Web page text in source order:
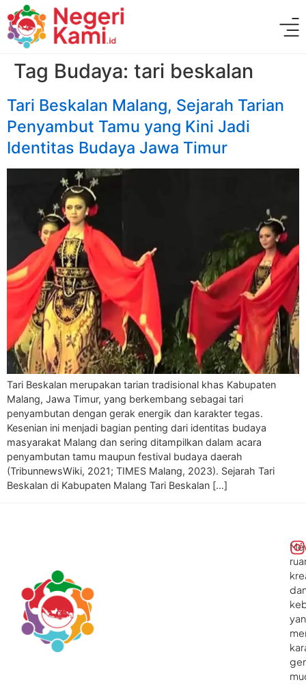
Tag Budaya: tari beskalan
Tari Beskalan Malang, Sejarah Tarian
Penyambut Tamu yang Kini Jadi
Identitas Budaya Jawa Timur
Tari Beskalan merupakan tarian tradisional khas Kabupaten
Malang, Jawa Timur, yang berkembang sebagai tari
penyambutan dengan gerak energik dan karakter tegas.
Kesenian ini menjadi bagian penting dari identitas budaya
masyarakat Malang dan sering ditampilkan dalam acara
penyambutan tamu maupun festival budaya daerah
(TribunnewsWiki, 2021; TIMES Malang, 2023). Sejarah Tari
Beskalan di Kabupaten Malang Tari Beskalan […]